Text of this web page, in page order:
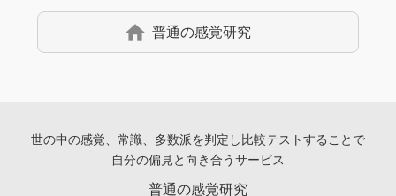
home 普通の感覚研究
世の中の感覚、常識、多数派を判定し 比較テストすることで
自分の偏見と向き合うサービス
普通の感覚研究